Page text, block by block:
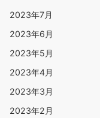
2023年7月
2023年6月
2023年5月
2023年4月
2023年3月
2023年2月